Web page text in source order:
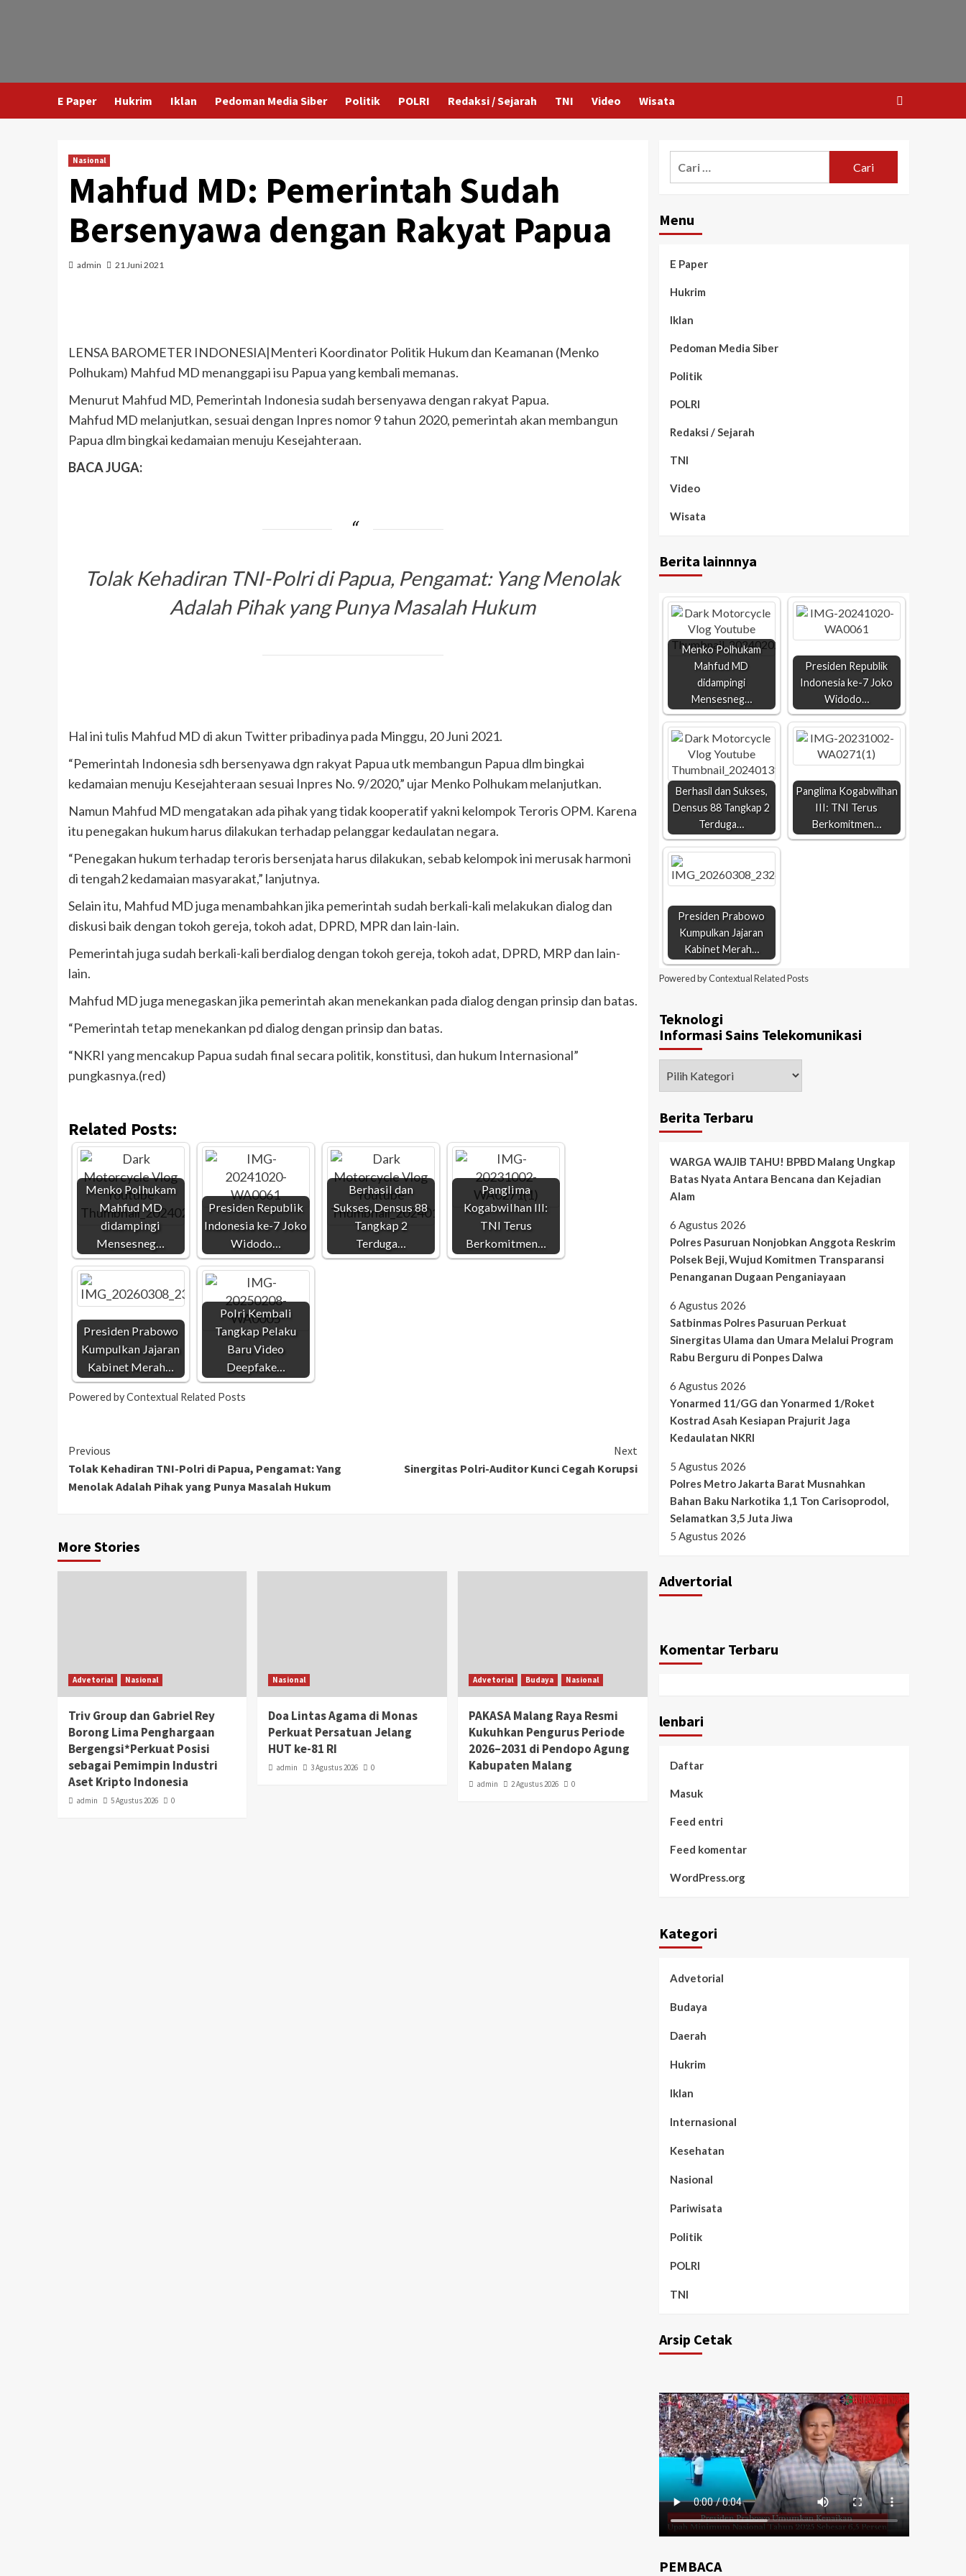
E Paper Hukrim Iklan Pedoman Media Siber Politik POLRI Redaksi / Sejarah TNI Video Wisata
Nasional
Mahfud MD: Pemerintah Sudah
Bersenyawa dengan Rakyat Papua
admin 21 Juni 2021
LENSA BAROMETER INDONESIA|Menteri Koordinator Politik Hukum dan Keamanan (Menko
Polhukam) Mahfud MD menanggapi isu Papua yang kembali memanas.
Menurut Mahfud MD, Pemerintah Indonesia sudah bersenyawa dengan rakyat Papua.
Mahfud MD melanjutkan, sesuai dengan Inpres nomor 9 tahun 2020, pemerintah akan membangun
Papua dlm bingkai kedamaian menuju Kesejahteraan.
BACA JUGA:
Tolak Kehadiran TNI-Polri di Papua, Pengamat: Yang Menolak
Adalah Pihak yang Punya Masalah Hukum
Hal ini tulis Mahfud MD di akun Twitter pribadinya pada Minggu, 20 Juni 2021.
“Pemerintah Indonesia sdh bersenyawa dgn rakyat Papua utk membangun Papua dlm bingkai
kedamaian menuju Kesejahteraan sesuai Inpres No. 9/2020,” ujar Menko Polhukam melanjutkan.
Namun Mahfud MD mengatakan ada pihak yang tidak kooperatif yakni kelompok Teroris OPM. Karena
itu penegakan hukum harus dilakukan terhadap pelanggar kedaulatan negara.
“Penegakan hukum terhadap teroris bersenjata harus dilakukan, sebab kelompok ini merusak harmoni
di tengah2 kedamaian masyarakat,” lanjutnya.
Selain itu, Mahfud MD juga menambahkan jika pemerintah sudah berkali-kali melakukan dialog dan
diskusi baik dengan tokoh gereja, tokoh adat, DPRD, MPR dan lain-lain.
Pemerintah juga sudah berkali-kali berdialog dengan tokoh gereja, tokoh adat, DPRD, MRP dan lain-
lain.
Mahfud MD juga menegaskan jika pemerintah akan menekankan pada dialog dengan prinsip dan batas.
“Pemerintah tetap menekankan pd dialog dengan prinsip dan batas.
“NKRI yang mencakup Papua sudah final secara politik, konstitusi, dan hukum Internasional”
pungkasnya.(red)
Related Posts:
Menko Polhukam
Mahfud MD
didampingi
Mensesneg…
Presiden Republik
Indonesia ke-7 Joko
Widodo…
Berhasil dan
Sukses, Densus 88
Tangkap 2
Terduga…
Panglima
Kogabwilhan III:
TNI Terus
Berkomitmen…
Presiden Prabowo
Kumpulkan Jajaran
Kabinet Merah…
Polri Kembali
Tangkap Pelaku
Baru Video
Deepfake…
Powered byContextual Related Posts
Previous
Tolak Kehadiran TNI-Polri di Papua, Pengamat: Yang
Menolak Adalah Pihak yang Punya Masalah Hukum
Next
Sinergitas Polri-Auditor Kunci Cegah Korupsi
More Stories
Advetorial Nasional
Triv Group dan Gabriel Rey
Borong Lima Penghargaan
Bergengsi*Perkuat Posisi
sebagai Pemimpin Industri
Aset Kripto Indonesia
admin 5 Agustus 2026 0
Nasional
Doa Lintas Agama di Monas
Perkuat Persatuan Jelang
HUT ke-81 RI
admin 3 Agustus 2026 0
Advetorial Budaya Nasional
PAKASA Malang Raya Resmi
Kukuhkan Pengurus Periode
2026–2031 di Pendopo Agung
Kabupaten Malang
admin 2 Agustus 2026 0
Menu
E Paper
Hukrim
Iklan
Pedoman Media Siber
Politik
POLRI
Redaksi / Sejarah
TNI
Video
Wisata
Berita lainnnya
Menko Polhukam
Mahfud MD
didampingi
Mensesneg…
Presiden Republik
Indonesia ke-7 Joko
Widodo…
Berhasil dan Sukses,
Densus 88 Tangkap 2
Terduga…
Panglima Kogabwilhan
III: TNI Terus
Berkomitmen…
Presiden Prabowo
Kumpulkan Jajaran
Kabinet Merah…
Powered byContextual Related Posts
Teknologi
Informasi Sains Telekomunikasi
Berita Terbaru
WARGA WAJIB TAHU! BPBD Malang Ungkap
Batas Nyata Antara Bencana dan Kejadian
Alam
6 Agustus 2026
Polres Pasuruan Nonjobkan Anggota Reskrim
Polsek Beji, Wujud Komitmen Transparansi
Penanganan Dugaan Penganiayaan
6 Agustus 2026
Satbinmas Polres Pasuruan Perkuat
Sinergitas Ulama dan Umara Melalui Program
Rabu Berguru di Ponpes Dalwa
6 Agustus 2026
Yonarmed 11/GG dan Yonarmed 1/Roket
Kostrad Asah Kesiapan Prajurit Jaga
Kedaulatan NKRI
5 Agustus 2026
Polres Metro Jakarta Barat Musnahkan
Bahan Baku Narkotika 1,1 Ton Carisoprodol,
Selamatkan 3,5 Juta Jiwa
5 Agustus 2026
Advertorial
Komentar Terbaru
lenbari
Daftar
Masuk
Feed entri
Feed komentar
WordPress.org
Kategori
Advetorial
Budaya
Daerah
Hukrim
Iklan
Internasional
Kesehatan
Nasional
Pariwisata
Politik
POLRI
TNI
Arsip Cetak
PEMBACA